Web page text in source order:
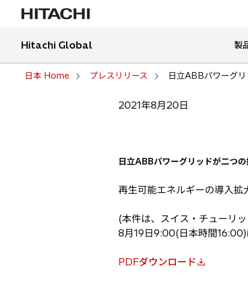
Hitachi Global 製
日本 Home プレスリリース 日立ABBパワーグ
2021年8月20日
日立ABBパワーグリッドが二つ
再生可能エネルギーの導入
(本件は、スイス・チューリッ
8月19日9:00(日本時間16:00)
PDFダウンロード
新